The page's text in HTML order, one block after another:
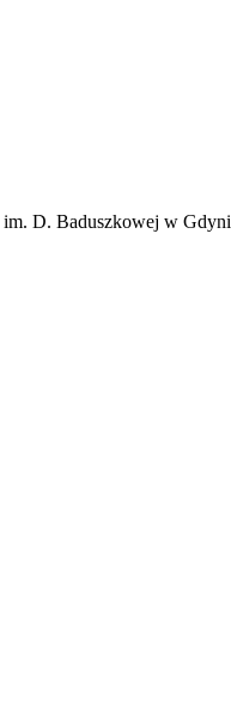
D. Baduszkowej w Gdyni